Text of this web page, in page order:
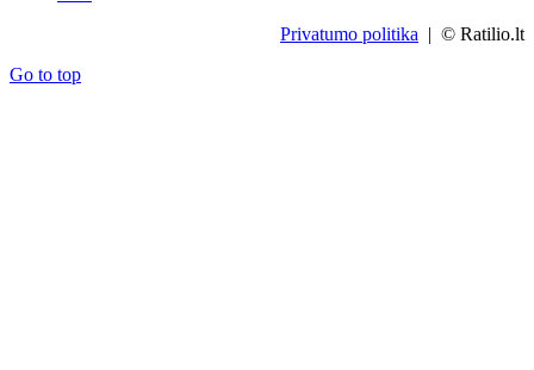
Privatumo politika | © Ratilio.lt
Go to top